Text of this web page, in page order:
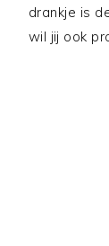
drankje is
wil jij ook